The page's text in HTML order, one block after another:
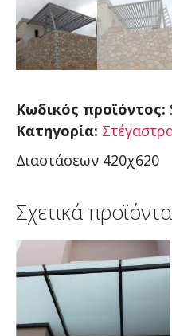
Κωδικός προϊόντος:
Κατηγορία:
Διαστάσεων 420χ620
Σχετικά προϊόντα